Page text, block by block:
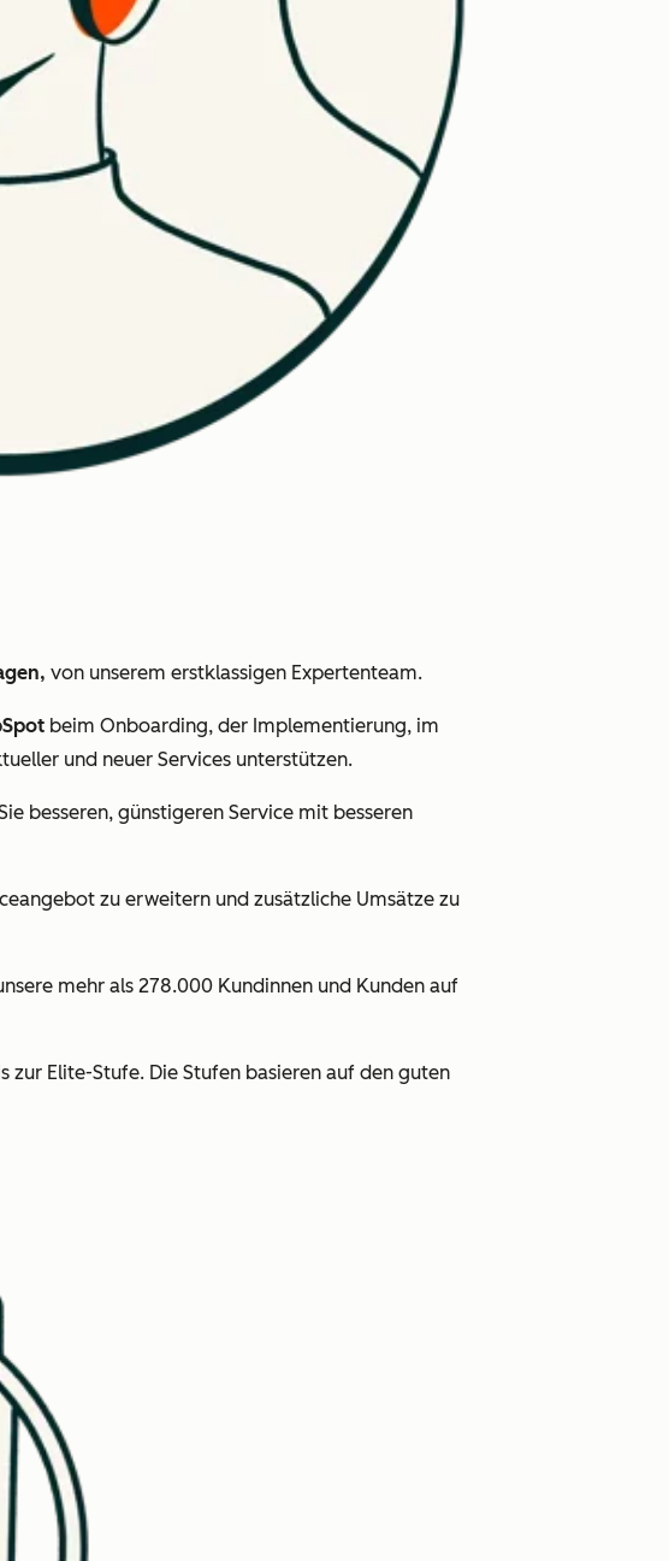
von unserem erstklassigen Expertenteam.
beim Onboarding, der Implementierung, im
und neuer Services unterstützen.
besseren, günstigeren Service mit besseren
zu erweitern und zusätzliche Umsätze zu
mehr als 278.000 Kundinnen und Kunden auf
zur Elite-Stufe. Die Stufen basieren auf den guten